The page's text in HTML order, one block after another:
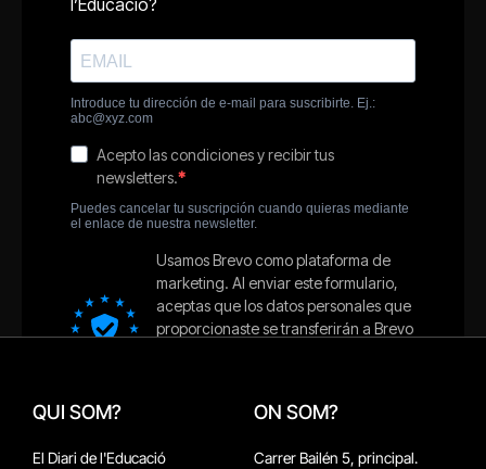
QUI SOM?
El Diari de l'Educació
ON SOM?
Carrer Bailén 5, principal.